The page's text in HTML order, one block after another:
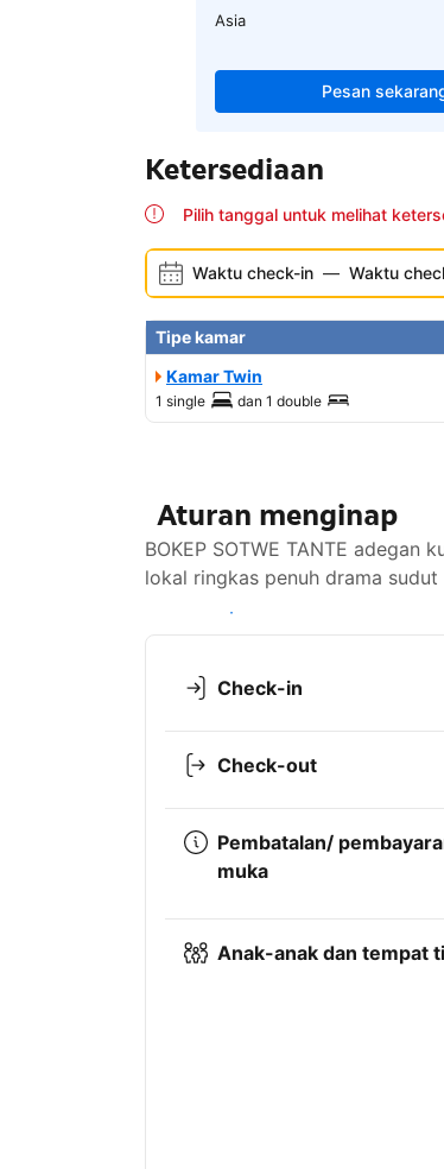
Asia
Pesan
Ketersediaan
Pilih tanggal untuk melihat
Waktu check-in — Waktu
Tipe kamar
Kamar Twin
1 single dan 1 double
Aturan menginap
BOKEP SOTWE TANTE
lokal ringkas penuh drama
Lihat ketersediaan
Check-in
Check-out
Pembatalan/
muka
Anak-anak dan tempat